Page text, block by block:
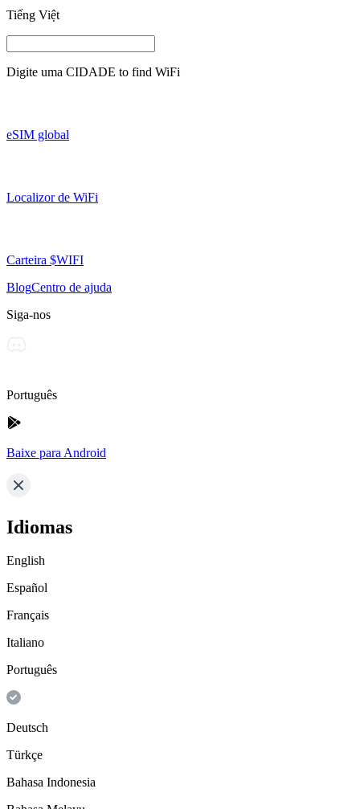
Tiếng Việt
Digite uma CIDADE to find WiFi
eSIM global
Localizor de WiFi
Carteira $WIFI
BlogCentro de ajuda
Siga-nos
Português
Baixe para Android
Idiomas
English
Español
Français
Italiano
Português
Deutsch
Türkçe
Bahasa Indonesia